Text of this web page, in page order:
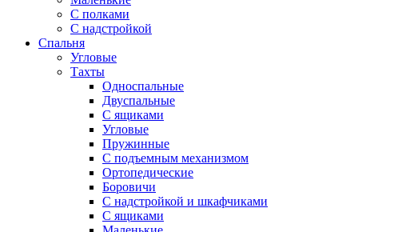
С полками
С надстройкой
Спальня
Угловые
Тахты
Односпальные
Двуспальные
С ящиками
Угловые
Пружинные
С подъемным механизмом
Ортопедические
Боровичи
С надстройкой и шкафчиками
С ящиками